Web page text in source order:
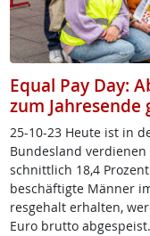
Equal Pay Day:
zum Jahresende
25-10-23 Heu­te ist in
Bun­des­land
schnitt­lich 18,4
be­schäf­tig­te Män­ner
res­ge­halt er­hal­ten,
Eu­ro brut­to